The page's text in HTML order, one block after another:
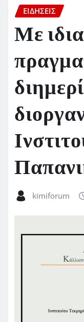
ΕΙΔΗΣΕΙΣ
Με
kimiforum